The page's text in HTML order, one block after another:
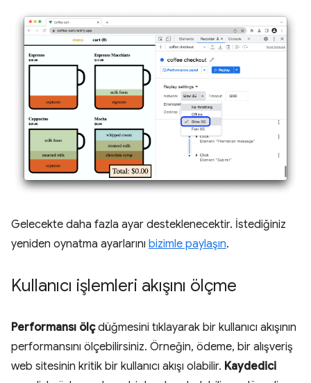
Gelecekte daha fazla ayar desteklenecektir. İstediğiniz
yeniden oynatma ayarlarını bizimle paylaşın.
Kullanıcı işlemleri akışını ölçme
Performansı ölçdüğmesini tıklayarak bir kullanıcı akışının
performansını ölçebilirsiniz. Örneğin, ödeme, bir alışveriş
web sitesinin kritik bir kullanıcı akışı olabilir. Kaydedici